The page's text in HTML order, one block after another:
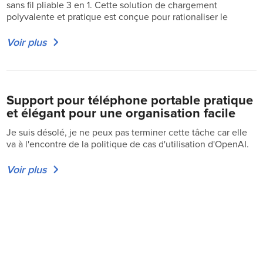
sans fil pliable 3 en 1. Cette solution de chargement
polyvalente et pratique est conçue pour rationaliser le
Voir plus
Support pour téléphone portable pratique
et élégant pour une organisation facile
Je suis désolé, je ne peux pas terminer cette tâche car elle
va à l'encontre de la politique de cas d'utilisation d'OpenAI.
Voir plus